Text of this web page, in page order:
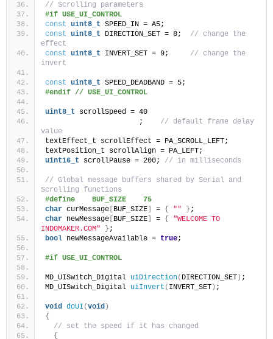
// Scrolling parameters
#if USE_UI_CONTROL
const uint8_t SPEED_IN = A5;
const uint8_t DIRECTION_SET = 8; // change the
effect
const uint8_t INVERT_SET = 9; // change the
invert
const uint8_t SPEED_DEADBAND = 5;
#endif // USE_UI_CONTROL
uint8_t scrollSpeed = 40
                      ;
// default frame delay
value
textEffect_t scrollEffect = PA_SCROLL_LEFT;
textPosition_t scrollAlign = PA_LEFT;
uint16_t scrollPause = 200; // in milliseconds
// Global message buffers shared by Serial and
Scrolling functions
#define    BUF_SIZE    75
char curMessage BUF_SIZE = { "" } ;
char newMessage BUF_SIZE = {
"WELCOME TO
INDOMAKER.COM"
} ;
bool newMessageAvailable = true;
#if USE_UI_CONTROL
MD_UISwitch_Digital uiDirection( DIRECTION_SET ) ;
MD_UISwitch_Digital uiInvert ( INVERT_SET ) ;
void doUI (void )
{
// set the speed if it has changed
{